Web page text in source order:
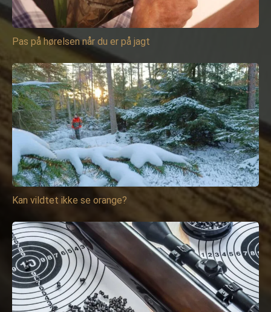
Pas på hørelsen når du er på jagt
Kan vildtet ikke se orange?